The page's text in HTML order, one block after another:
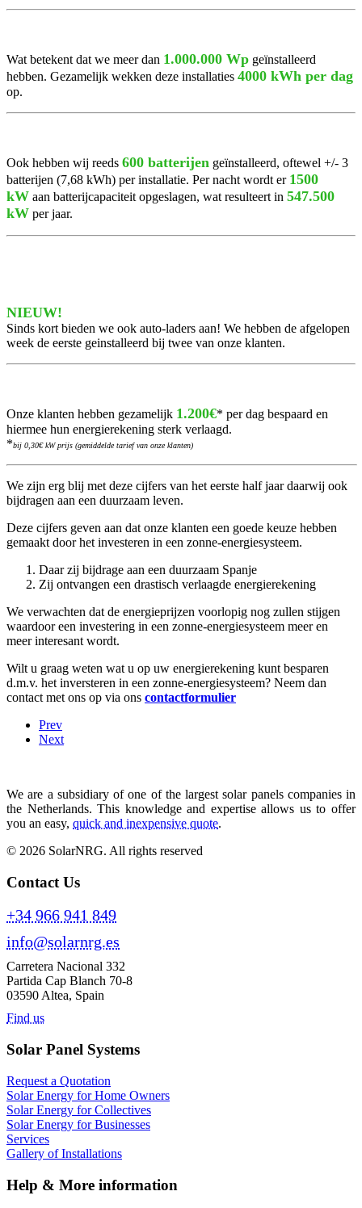
Wat betekent dat we meer dan 1.000.000 Wp geïnstalleerd
hebben. Gezamelijk wekken deze installaties 4000 kWh per dag
op.
Ook hebben wij reeds 600 batterijen geïnstalleerd, oftewel +/- 3
batterijen (7,68 kWh) per installatie. Per nacht wordt er 1500
kW aan batterijcapaciteit opgeslagen, wat resulteert in 547.500
kW per jaar.
NIEUW!
Sinds kort bieden we ook auto-laders aan! We hebben de afgelopen
week de eerste geinstalleerd bij twee van onze klanten.
Onze klanten hebben gezamelijk 1.200€* per dag bespaard en
hiermee hun energierekening sterk verlaagd.
*bij 0,30€ kW prijs (gemiddelde tarief van onze klanten)
We zijn erg blij met deze cijfers van het eerste half jaar daarwij ook
bijdragen aan een duurzaam leven.
Deze cijfers geven aan dat onze klanten een goede keuze hebben
gemaakt door het investeren in een zonne-energiesysteem.
Daar zij bijdrage aan een duurzaam Spanje
Zij ontvangen een drastisch verlaagde energierekening
We verwachten dat de energieprijzen voorlopig nog zullen stijgen
waardoor een investering in een zonne-energiesysteem meer en
meer interesant wordt.
Wilt u graag weten wat u op uw energierekening kunt besparen
d.m.v. het inversteren in een zonne-energiesysteem? Neem dan
contact met ons op via ons contactformulier
Prev
Next
We are a subsidiary of one of the largest solar panels companies in
the Netherlands. This knowledge and expertise allows us to offer
you an easy, quick and inexpensive quote.
© 2026 SolarNRG. All rights reserved
Contact Us
+34 966 941 849
info@solarnrg.es
Carretera Nacional 332
Partida Cap Blanch 70-8
03590 Altea, Spain
Find us
Solar Panel Systems
Request a Quotation
Solar Energy for Home Owners
Solar Energy for Collectives
Solar Energy for Businesses
Services
Gallery of Installations
Help & More information